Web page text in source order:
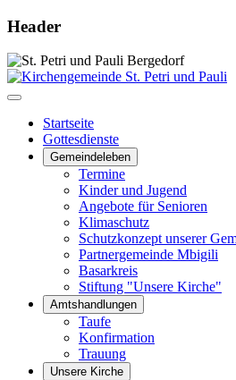
Header
Startseite
Gottesdienste
Gemeindeleben
Termine
Kinder und Jugend
Angebote für Senioren
Klimaschutz
Schutzkonzept unserer
Partnergemeinde Mbigili
Basarkreis
Stiftung "Unsere Kirche"
Amtshandlungen
Taufe
Konfirmation
Trauung
Unsere Kirche